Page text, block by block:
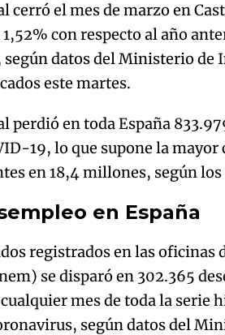
cerró el mes de marzo en
con respecto al año
datos del Ministerio de
este martes.
perdió en toda España
19, lo que supone la mayor
en 18,4 millones, según
en España
registrados en las oficinas
se disparó en 302.365
mes de toda la serie
según datos del